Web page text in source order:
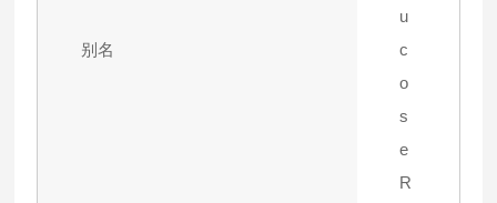
别名
u
c
o
s
e
R